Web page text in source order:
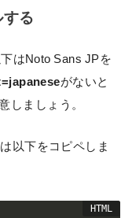
る
はNoto Sans JPを
がないと
しましょう。
以下をコピペしま